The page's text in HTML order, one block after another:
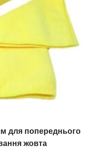
для попереднього
жовта